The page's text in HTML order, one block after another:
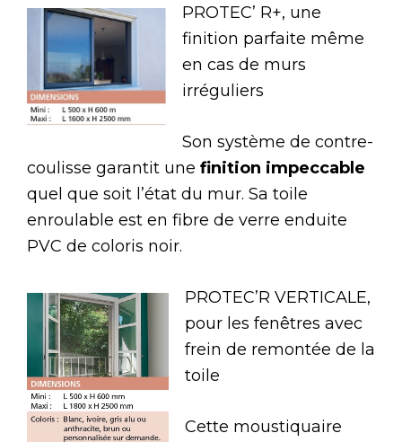
PROTEC’ R+, une
finition parfaite même
en cas de murs
irréguliers
Son système de contre-
coulisse garantit une finition impeccable
quel que soit l’état du mur. Sa toile
enroulable est en fibre de verre enduite
PVC de coloris noir.
PROTEC’R VERTICALE,
pour les fenêtres avec
frein de remontée de la
toile
Cette moustiquaire